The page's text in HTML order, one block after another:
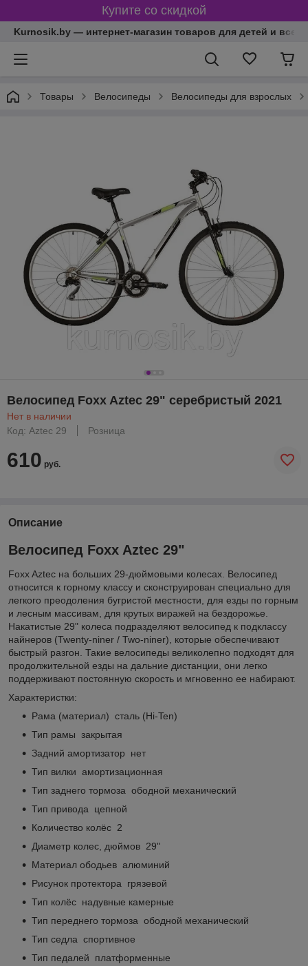
Купите со скидкой
Kurnosik.by — интернет-магазин товаров для детей и всей
Товары Велосипеды Велосипеды для взрослых
Велосипед Foxx Aztec 29" серебристый 2021
Нет в наличии
Код: Aztec 29
Розница
610 руб.
Описание
Велосипед Foxx Aztec 29"
Foxx Aztec на больших 29-дюймовыми колесах. Велосипед
относится к горному классу и сконструирован специально для
легкого преодоления бугристой местности, для езды по горным
и лесным массивам, для крутых виражей на бездорожье.
Накатистые 29" колеса подразделяют велосипед к подклассу
найнеров (Twenty-niner / Two-niner), которые обеспечивают
быстрый разгон. Такие велосипеды великолепно подходят для
продолжительной езды на дальние дистанции, они легко
поддерживают постоянную скорость и мгновенно ее набирают.
Характеристки:
Рама (материал) сталь (Hi-Ten)
Тип рамы закрытая
Задний амортизатор нет
Тип вилки амортизационная
Тип заднего тормоза ободной механический
Тип привода цепной
Количество колёс 2
Диаметр колес, дюймов 29"
Материал ободьев алюминий
Рисунок протектора грязевой
Тип колёс надувные камерные
Тип переднего тормоза ободной механический
Тип седла спортивное
Тип педалей платформенные